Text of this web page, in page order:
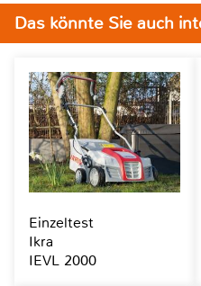
Das könnte Sie auch
Einzeltest
Ikra
IEVL 2000